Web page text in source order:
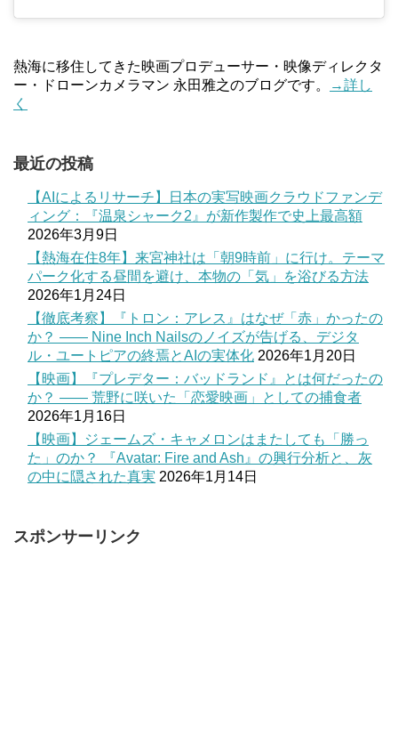
熱海に移住してきた映画プロデューサー・映像ディレクタ
ー・ドローンカメラマン 永田雅之のブログです。
→詳し
く
最近の投稿
【AIによるリサーチ】日本の実写映画クラウドファンデ
ィング：『温泉シャーク2』が新作製作で史上最高額
2026年3月9日
【熱海在住8年】来宮神社は「朝9時前」に行け。テーマ
パーク化する昼間を避け、本物の「気」を浴びる方法
2026年1月24日
【徹底考察】『トロン：アレス』はなぜ「赤」かったの
か？ —— Nine Inch Nailsのノイズが告げる、デジタ
ル・ユートピアの終焉とAIの実体化 2026年1月20日
【映画】『プレデター：バッドランド』とは何だったの
か？ —— 荒野に咲いた「恋愛映画」としての捕食者
2026年1月16日
【映画】ジェームズ・キャメロンはまたしても「勝っ
た」のか？ 『Avatar: Fire and Ash』の興行分析と、灰
の中に隠された真実 2026年1月14日
スポンサーリンク